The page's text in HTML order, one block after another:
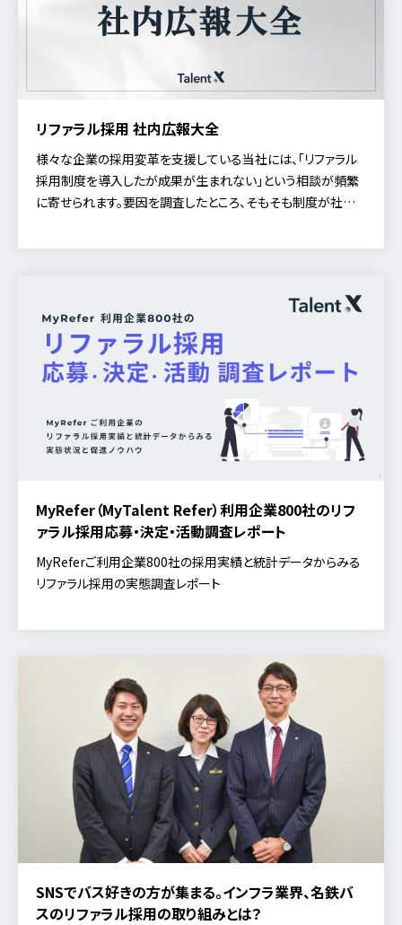
リファラル採用 社内広報大全
様々な企業の採用変革を支援している当社には、「リファラル
採用制度を導入したが成果が生まれない」という相談が頻繁
に寄せられます。要因を調査したところ、そもそも制度が社内
[…]
MyRefer（MyTalent Refer）利用企業800社のリフ
ァラル採用応募・決定・活動調査レポート
MyReferご利用企業800社の採用実績と統計データからみる
リファラル採用の実態調査レポート
SNSでバス好きの方が集まる。インフラ業界、名鉄バ
スのリファラル採用の取り組みとは？